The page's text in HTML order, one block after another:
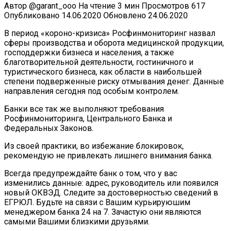
Автор @garant_ooo На чтение 3 мин Просмотров 617
Опубликовано 14.06.2020 Обновлено 24.06.2020
В период «короно-кризиса» Росфинмониторинг назвал
сферы производства и оборота медицинской продукции,
господдержки бизнеса и населения, а также
благотворительной деятельности, гостиничного и
туристического бизнеса, как области в наибольшей
степени подверженные риску отмывания денег. Данные
направления сегодня под особым контролем.
Банки все так же выполняют требования
Росфинмониторинга, Центрального Банка и
Федеральных Законов.
Из своей практики, во избежание блокировок,
рекомендую не привлекать лишнего внимания банка.
Всегда предупреждайте банк о том, что у вас
изменились данные: адрес, руководитель или появился
новый ОКВЭД. Следите за достоверностью сведений в
ЕГРЮЛ. Будьте на связи с Вашим курьируюшим
менеджером банка 24 на 7. Зачастую они являются
самыми Вашими близкими друзьями.